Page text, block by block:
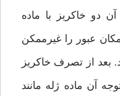
دو خاكريز با ماده
عبور را غيرممكن
بعد از تصرف خاكريز
آن ماده ژله مانند